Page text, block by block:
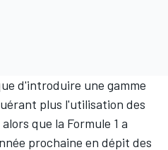
d'introduire une gamme
plus l'utilisation des
que la Formule 1 a
prochaine en dépit des